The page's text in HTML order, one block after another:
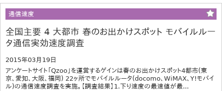
通信速度
全国主要 4 大都市 春のお出かけスポット モバイルルー
タ通信実効速度調査
2015年03月19日
アンケートサイト「Qzoo」を運営するゲインは春のお出かけスポット4都市(東
京、愛知、大阪、福岡) 22ヶ所でモバイルルータ(docomo、WiMAX、Y!モバイ
ル)の通信速度調査を実施。【調査結果】1.下り速度の最速値が最...